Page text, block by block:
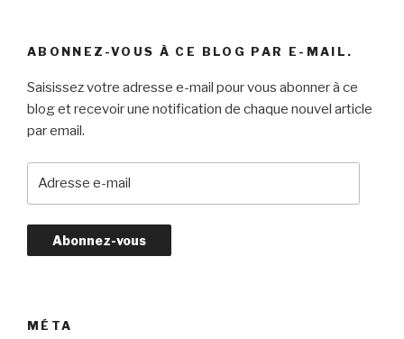
ABONNEZ-VOUS À CE BLOG PAR E-MAIL.
Saisissez votre adresse e-mail pour vous abonner à ce
blog et recevoir une notification de chaque nouvel article
par email.
s
e
MÉTA